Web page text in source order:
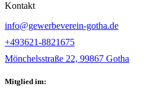
Kontakt
info@gewerbeverein-gotha.de
+493621-8821675
Mönchelsstraße 22, 99867 Gotha
Mitglied im: